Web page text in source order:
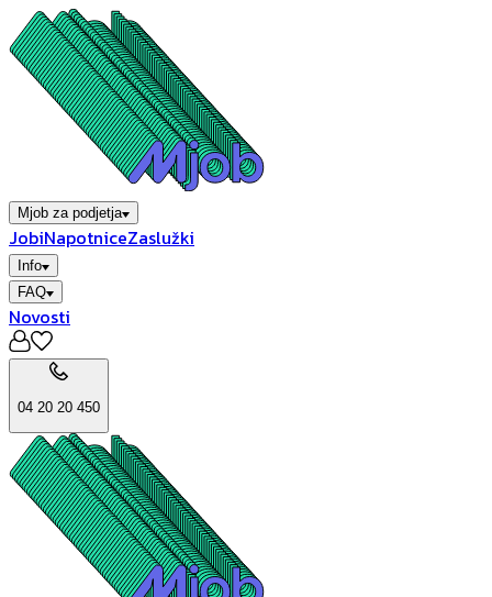
Mjob za podjetja
JobiNapotniceZaslužki
Info
FAQ
Novosti
04 20 20 450